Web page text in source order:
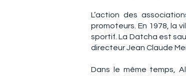
L’action des
promoteurs. En 1978, la
sportif. La Datcha est
directeur Jean Claude
Dans le même temps,